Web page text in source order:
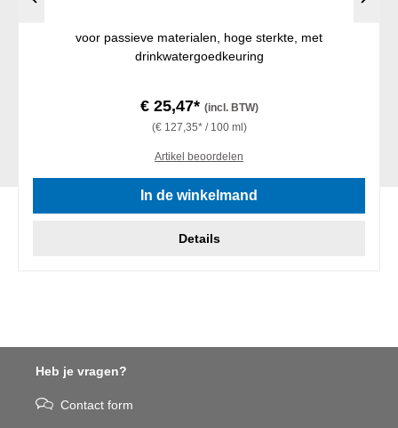
voor passieve materialen, hoge sterkte, met
drinkwatergoedkeuring
€ 25,47* (incl. BTW)
(€ 127,35* / 100 ml)
Artikel beoordelen
In de winkelmand
Details
Heb je vragen?
Contact form